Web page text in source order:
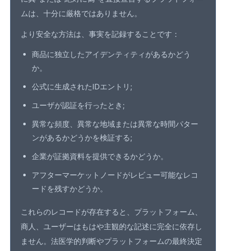
ムは、十分に厳格ではありません。
より安全な方法は、事実を記録することです：
商品に独立したアイデンティティがあるかどう
か。
公式に生成されたIDエントリ;
ユーザが認証を行ったとき;
異常な頻度、異常な地域または異常な時間パター
ンがあるかどうかを検証する;
企業が証拠資料を提供できるかどうか。
アフターマーケットノードがレビュー可能なレコ
ードを残すかどうか。
これらのレコードが存在すると、プラットフォーム、
商人、ユーザーはもはや主観的な記述に完全に依存し
ません。法医学的判断やプラットフォームの最終決定